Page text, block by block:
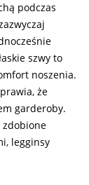
podczas
szwy to
noszenia.
że
garderoby.
zdobione
legginsy